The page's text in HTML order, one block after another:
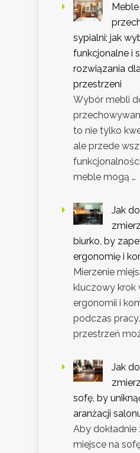
sypialni: jak
funkcjonalne i
rozwiązania
przestrzeni
Wybór mebli
to nie tylko
ale przede
meble mogą …
Jak
biurko, by
ergonomię i
Mierzenie
kluczowy krok
ergonomii i
podczas
przestrzeń
Jak
sofę, by
aranżacji
Aby
miejsce na